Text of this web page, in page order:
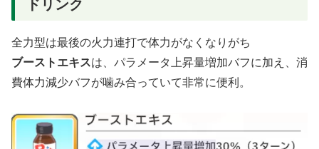
全力型は最後の火力連打で体力がなくなりがち
ブーストエキスは、パラメータ上昇量増加バフに加え、消
費体力減少バフが噛み合っていて非常に便利。